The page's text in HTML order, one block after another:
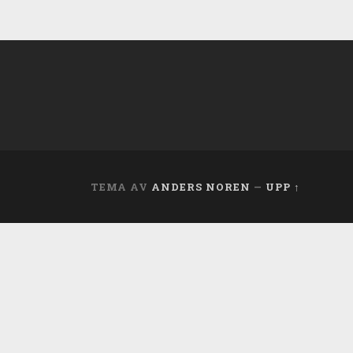
TEMA AV ANDERS NOREN — UPP ↑